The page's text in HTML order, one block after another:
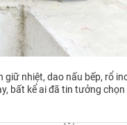
nhiệt, dao nấu bếp, rổ
bất kể ai đã tin tưởng